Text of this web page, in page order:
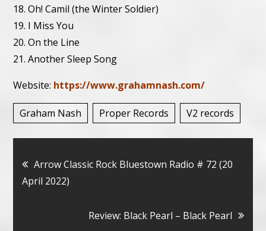
18. Oh! Camil (the Winter Soldier)
19. I Miss You
20. On the Line
21. Another Sleep Song
Website: https://www.grahamnash.com/
Graham Nash Proper Records V2 records
Bericht
navigatie
Arrow Classic Rock Bluestown Radio # 72 (20
April 2022)
Review: Black Pearl – Black Pearl